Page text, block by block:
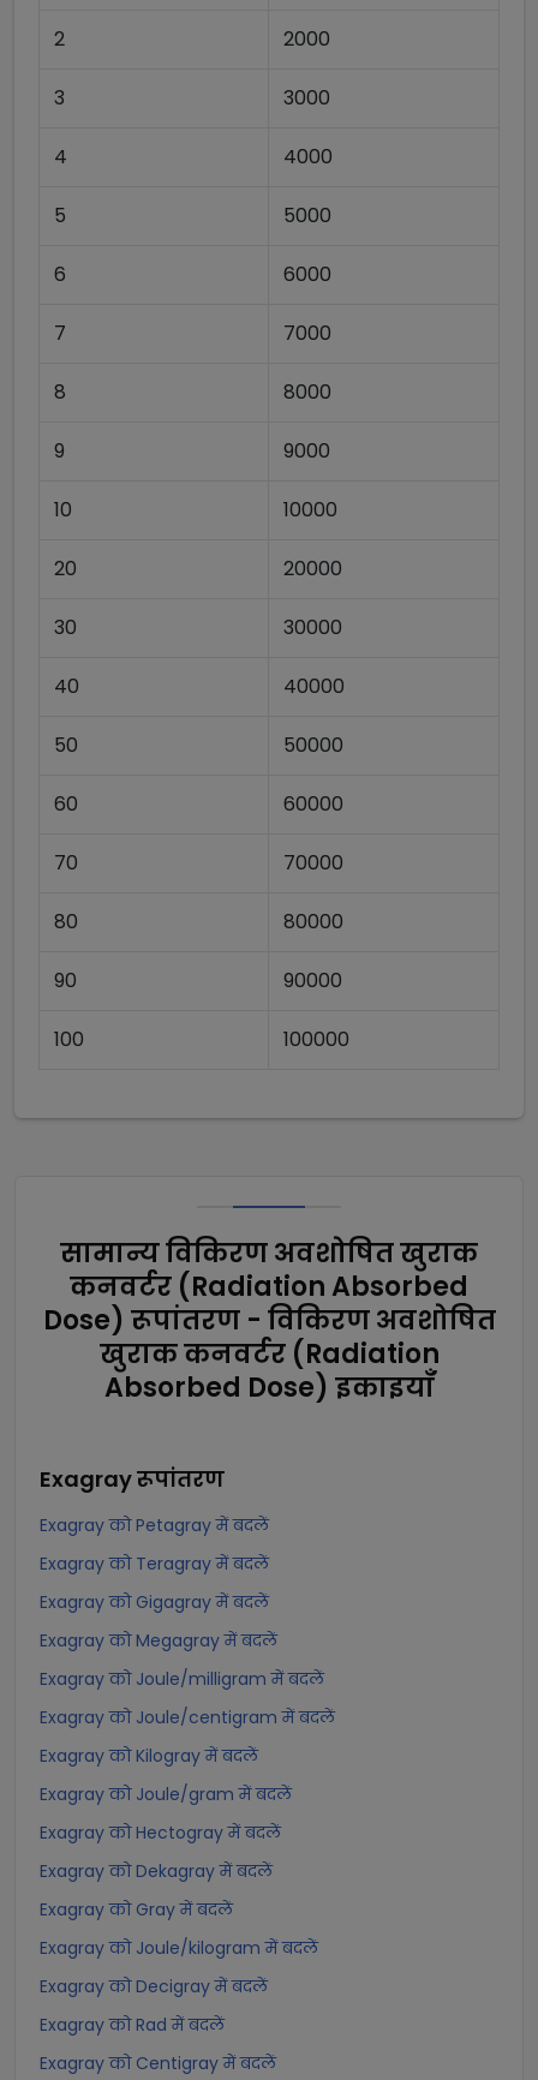
2 2000
3 3000
4 4000
5 5000
6 6000
7 7000
8 8000
9 9000
10 10000
20 20000
30 30000
40 40000
50 50000
60 60000
70 70000
80 80000
90 90000
100 100000
सामान्य विकिरण अवशोषित खुराक
कनवर्टर (Radiation Absorbed
Dose) रूपांतरण - विकिरण अवशोषित
खुराक कनवर्टर (Radiation
Absorbed Dose) इकाइयाँ
Exagrayरूपांतरण
Exagray को Petagray में बदलें
Exagray को Teragray में बदलें
Exagray को Gigagray में बदलें
Exagray को Megagray में बदलें
Exagray को Joule/milligram में बदलें
Exagray को Joule/centigram में बदलें
Exagray को Kilogray में बदलें
Exagray को Joule/gram में बदलें
Exagray को Hectogray में बदलें
Exagray को Dekagray में बदलें
Exagray को Gray में बदलें
Exagray को Joule/kilogram में बदलें
Exagray को Decigray में बदलें
Exagray को Rad में बदलें
Exagray को Centigray में बदलें